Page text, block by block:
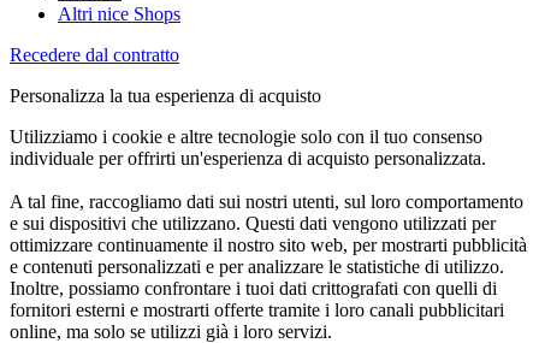
Altri nice Shops
Recedere dal contratto
Personalizza la tua esperienza di acquisto
Utilizziamo i cookie e altre tecnologie solo con il tuo consenso
individuale per offrirti un'esperienza di acquisto personalizzata.
A tal fine, raccogliamo dati sui nostri utenti, sul loro comportamento
e sui dispositivi che utilizzano. Questi dati vengono utilizzati per
ottimizzare continuamente il nostro sito web, per mostrarti pubblicità
e contenuti personalizzati e per analizzare le statistiche di utilizzo.
Inoltre, possiamo confrontare i tuoi dati crittografati con quelli di
fornitori esterni e mostrarti offerte tramite i loro canali pubblicitari
online, ma solo se utilizzi già i loro servizi.